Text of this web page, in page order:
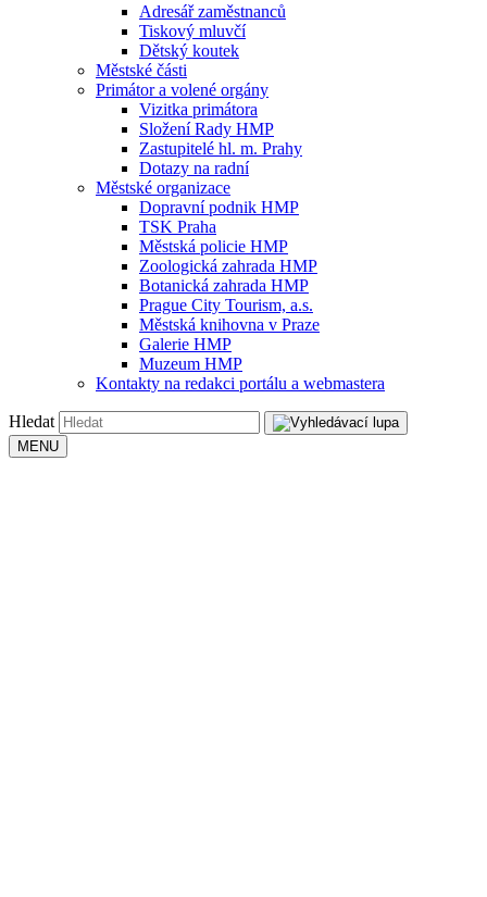
Adresář zaměstnanců
Tiskový mluvčí
Dětský koutek
Městské části
Primátor a volené orgány
Vizitka primátora
Složení Rady HMP
Zastupitelé hl. m. Prahy
Dotazy na radní
Městské organizace
Dopravní podnik HMP
TSK Praha
Městská policie HMP
Zoologická zahrada HMP
Botanická zahrada HMP
Prague City Tourism, a.s.
Městská knihovna v Praze
Galerie HMP
Muzeum HMP
Kontakty na redakci portálu a webmastera
Hledat
MENU